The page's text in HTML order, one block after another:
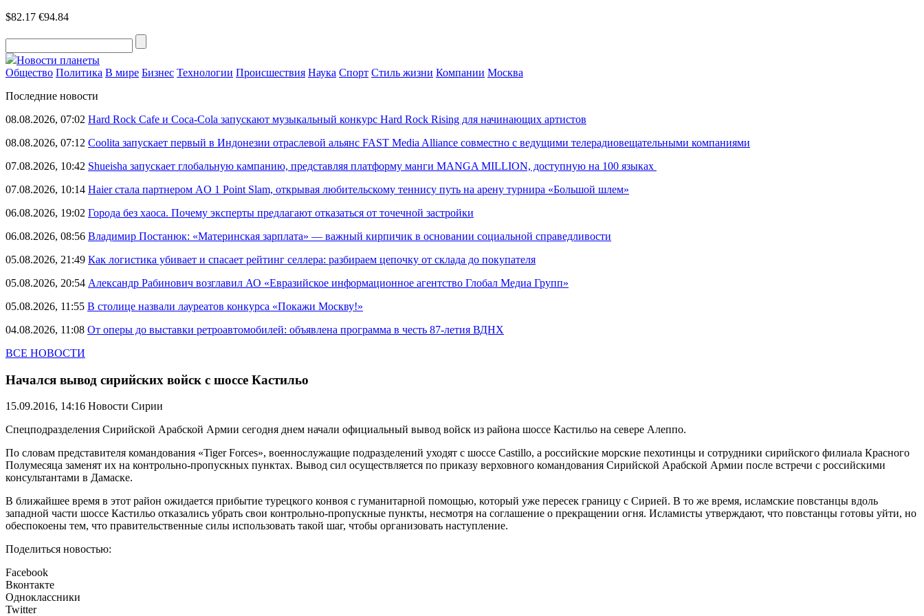
$82.17 €94.84
Новости планеты
Общество Политика В мире Бизнес Технологии Происшествия Наука Спорт Стиль жизни Компании Москва
Последние новости
08.08.2026, 07:02 Hard Rock Cafe и Coca-Cola запускают музыкальный конкурс Hard Rock Rising для начинающих артистов
08.08.2026, 07:12 Coolita запускает первый в Индонезии отраслевой альянс FAST Media Alliance совместно с ведущими телерадиовещательными компаниями
07.08.2026, 10:42 Shueisha запускает глобальную кампанию, представляя платформу манги MANGA MILLION, доступную на 100 языках
07.08.2026, 10:14 Haier стала партнером AO 1 Point Slam, открывая любительскому теннису путь на арену турнира «Большой шлем»
06.08.2026, 19:02 Города без хаоса. Почему эксперты предлагают отказаться от точечной застройки
06.08.2026, 08:56 Владимир Постанюк: «Материнская зарплата» — важный кирпичик в основании социальной справедливости
05.08.2026, 21:49 Как логистика убивает и спасает рейтинг селлера: разбираем цепочку от склада до покупателя
05.08.2026, 20:54 Александр Рабинович возглавил АО «Евразийское информационное агентство Глобал Медиа Групп»
05.08.2026, 11:55 В столице назвали лауреатов конкурса «Покажи Москву!»
04.08.2026, 11:08 От оперы до выставки ретроавтомобилей: объявлена программа в честь 87-летия ВДНХ
ВСЕ НОВОСТИ
Начался вывод сирийских войск с шоссе Кастильо
15.09.2016, 14:16 Новости Сирии
Спецподразделения Сирийской Арабской Армии сегодня днем начали официальный вывод войск из района шоссе Кастильо на севере Алеппо.
По словам представителя командования «Tiger Forces», военнослужащие подразделений уходят с шоссе Castillo, а российские морские пехотинцы и сотрудники сирийского филиала Красного
Полумесяца заменят их на контрольно-пропускных пунктах. Вывод сил осуществляется по приказу верховного командования Сирийской Арабской Армии после встречи с российскими
консультантами в Дамаске.
В ближайшее время в этот район ожидается прибытие турецкого конвоя с гуманитарной помощью, который уже пересек границу с Сирией. В то же время, исламские повстанцы вдоль
западной части шоссе Кастильо отказались убрать свои контрольно-пропускные пункты, несмотря на соглашение о прекращении огня. Исламисты утверждают, что повстанцы готовы уйти, но
обеспокоены тем, что правительственные силы использовать такой шаг, чтобы организовать наступление.
Поделиться новостью:
Facebook
Вконтакте
Одноклассники
Twitter